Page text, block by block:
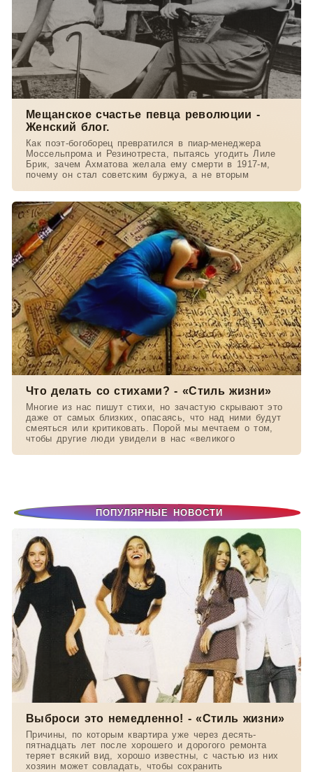
Мещанское счастье певца революции -
Женский блог.
Как поэт-богоборец превратился в пиар-менеджера
Моссельпрома и Резинотреста, пытаясь угодить Лиле
Брик, зачем Ахматова желала ему смерти в 1917-м,
почему он стал советским буржуа, а не вторым
Что делать со стихами? - «Стиль жизни»
Многие из нас пишут стихи, но зачастую скрывают это
даже от самых близких, опасаясь, что над ними будут
смеяться или критиковать. Порой мы мечтаем о том,
чтобы другие люди увидели в нас «великого
ПОПУЛЯРНЫЕ НОВОСТИ
Выброси это немедленно! - «Стиль жизни»
Причины, по которым квартира уже через десять-
пятнадцать лет после хорошего и дорогого ремонта
теряет всякий вид, хорошо известны, с частью из них
хозяин может совладать, чтобы сохранить